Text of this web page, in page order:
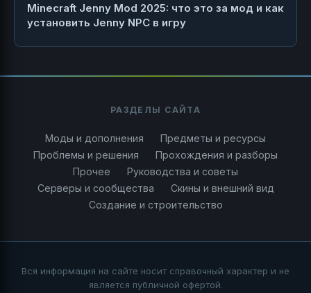
Minecraft Jenny Mod 2025: что это за мод и как
установить Jenny NPC в игру
РАЗДЕЛЫ САЙТА
Моды и дополнения
Предметы и ресурсы
Проблемы и решения
Прохождения и разборы
Прочее
Руководства и советы
Серверы и сообщества
Скины и внешний вид
Создание и строительство
Вся информация на сайте носит справочный характер и не
является публичной офертой.